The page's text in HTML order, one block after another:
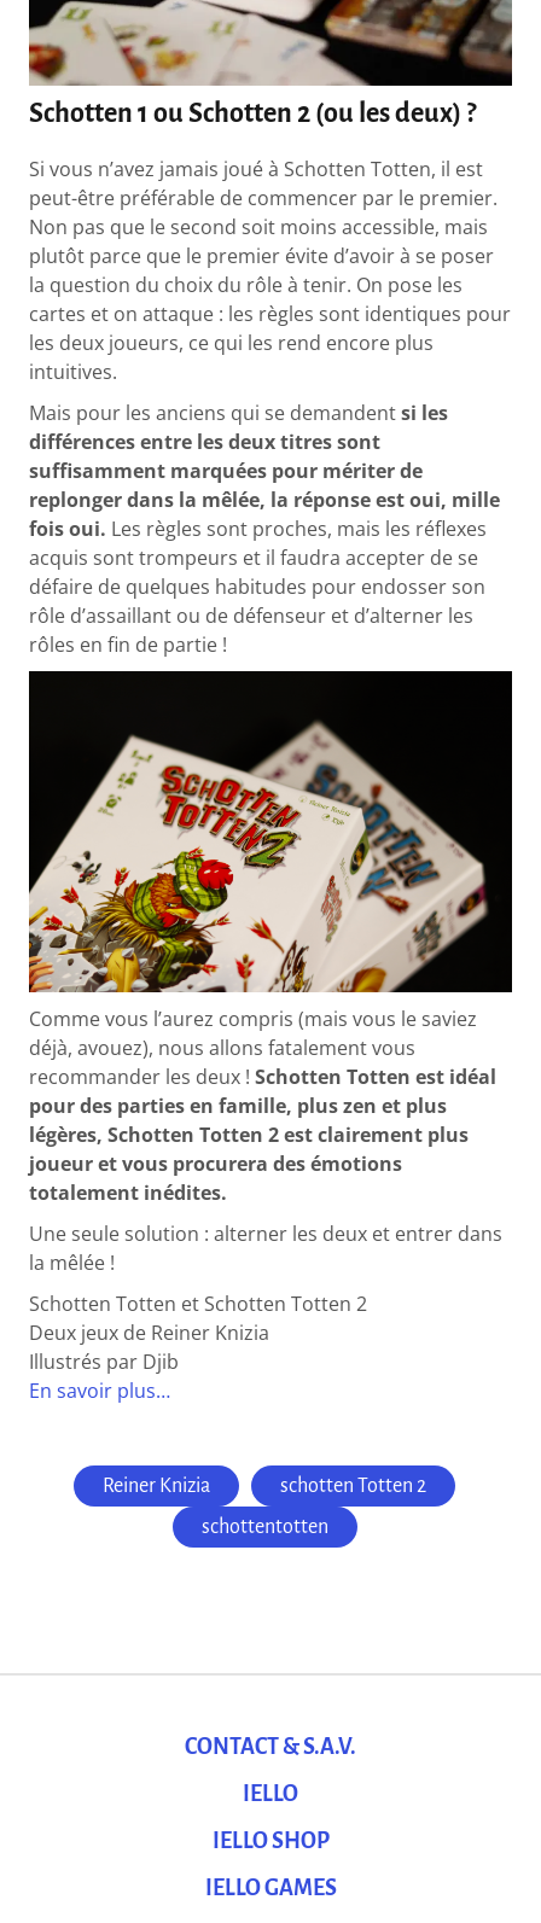
Schotten 1 ou Schotten 2 (ou les deux) ?
Si vous n’avez jamais joué à Schotten Totten, il est
peut-être préférable de commencer par le premier.
Non pas que le second soit moins accessible, mais
plutôt parce que le premier évite d’avoir à se poser
la question du choix du rôle à tenir. On pose les
cartes et on attaque : les règles sont identiques pour
les deux joueurs, ce qui les rend encore plus
intuitives.
Mais pour les anciens qui se demandentsi les
différences entre les deux titres sont
suffisamment marquées pour mériter de
replonger dans la mêlée, la réponse est oui, mille
fois oui. Les règles sont proches, mais les réflexes
acquis sont trompeurs et il faudra accepter de se
défaire de quelques habitudes pour endosser son
rôle d’assaillant ou de défenseur et d’alterner les
rôles en fin de partie !
Comme vous l’aurez compris (mais vous le saviez
déjà, avouez), nous allons fatalement vous
recommander les deux !Schotten Totten est idéal
pour des parties en famille, plus zen et plus
légères, Schotten Totten 2 est clairement plus
joueur et vous procurera des émotions
totalement inédites.
Une seule solution : alterner les deux et entrer dans
la mêlée !
Schotten Totten et Schotten Totten 2
Deux jeux de Reiner Knizia
Illustrés par Djib
En savoir plus…
Reiner Knizia
schotten Totten 2
schottentotten
CONTACT & S.A.V.
IELLO
IELLO SHOP
IELLO GAMES